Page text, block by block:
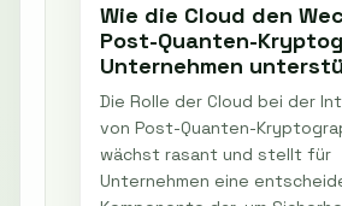
Wie die Cloud den
Post-Quanten-
Unternehmen
Die Rolle der Cloud bei der
von Post-Quanten-
wächst rasant und stellt für
Unternehmen eine